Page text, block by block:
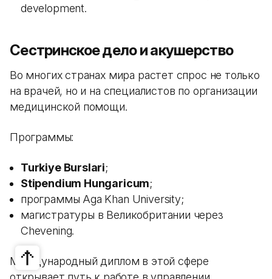
development.
Сестринское дело и акушерство
Во многих странах мира растет спрос не только
на врачей, но и на специалистов по организации
медицинской помощи.
Программы:
Turkiye Burslari;
Stipendium Hungaricum;
программы Aga Khan University;
магистратуры в Великобритании через
Chevening.
Международный диплом в этой сфере